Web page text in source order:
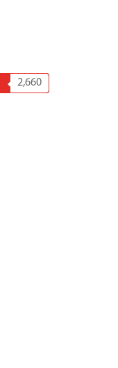
2,660